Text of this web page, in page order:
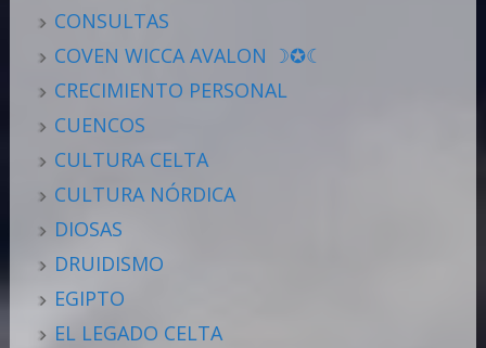
CONSULTAS
COVEN WICCA AVALON ☽✪☾
CRECIMIENTO PERSONAL
CUENCOS
CULTURA CELTA
CULTURA NÓRDICA
DIOSAS
DRUIDISMO
EGIPTO
EL LEGADO CELTA